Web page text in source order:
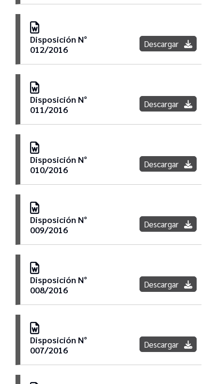
Disposición N°
012/2016
Descargar
Disposición N°
011/2016
Descargar
Disposición N°
010/2016
Descargar
Disposición N°
009/2016
Descargar
Disposición N°
008/2016
Descargar
Disposición N°
007/2016
Descargar